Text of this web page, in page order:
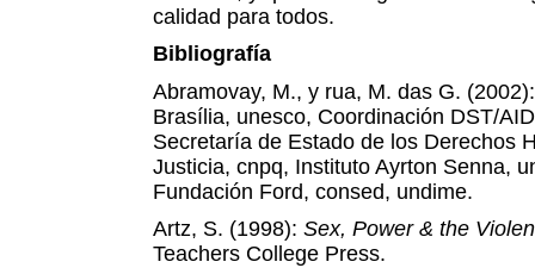
calidad para todos.
Bibliografía
Abramovay, M., y rua, M. das G.
Brasília, unesco, Coordinación DST/
Secretaría de Estado de los Derechos
Justicia, cnpq, Instituto Ayrton Senna,
Fundación Ford, consed, undime.
Artz, S. (1998): Sex, Power & the
Teachers College Press.